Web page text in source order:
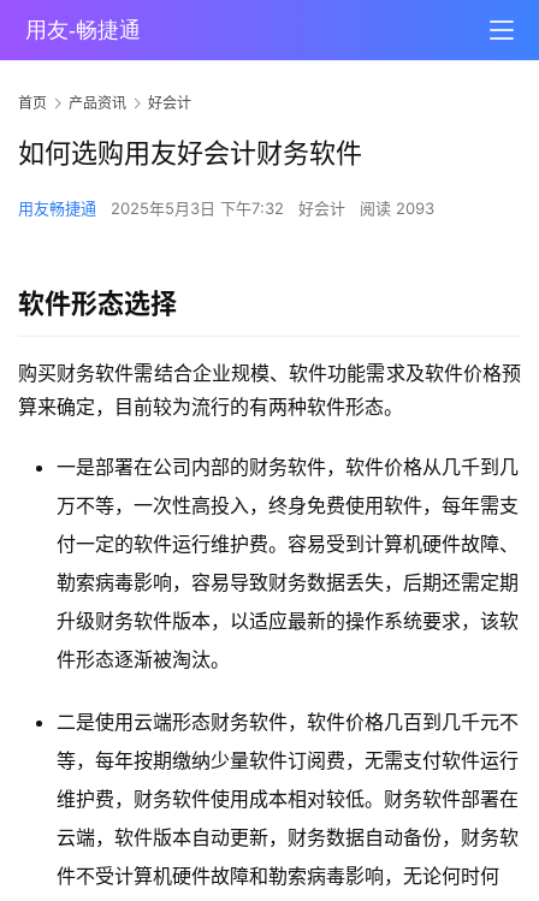
首页 产品资讯 好会计
如何选购用友好会计财务软件
用友畅捷通 2025年5月3日 下午7:32 好会计 阅读 2093
软件形态选择
购买财务软件需结合企业规模、软件功能需求及软件价格预
算来确定，目前较为流行的有两种软件形态。
一是部署在公司内部的财务软件，软件价格从几千到几
万不等，一次性高投入，终身免费使用软件，每年需支
付一定的软件运行维护费。容易受到计算机硬件故障、
勒索病毒影响，容易导致财务数据丢失，后期还需定期
升级财务软件版本，以适应最新的操作系统要求，该软
件形态逐渐被淘汰。
二是使用云端形态财务软件，软件价格几百到几千元不
等，每年按期缴纳少量软件订阅费，无需支付软件运行
维护费，财务软件使用成本相对较低。财务软件部署在
云端，软件版本自动更新，财务数据自动备份，财务软
件不受计算机硬件故障和勒索病毒影响，无论何时何